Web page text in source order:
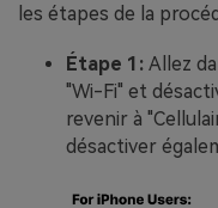
les étapes de la
Étape 1: Allez
"Wi-Fi" et
revenir à
désactiver